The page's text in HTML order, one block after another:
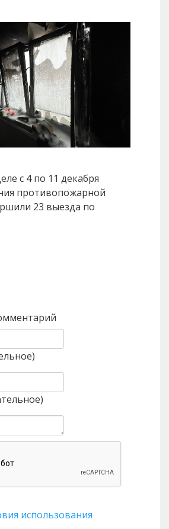
с 4 по 11 декабря
противопожарной
23 выезда по
использования